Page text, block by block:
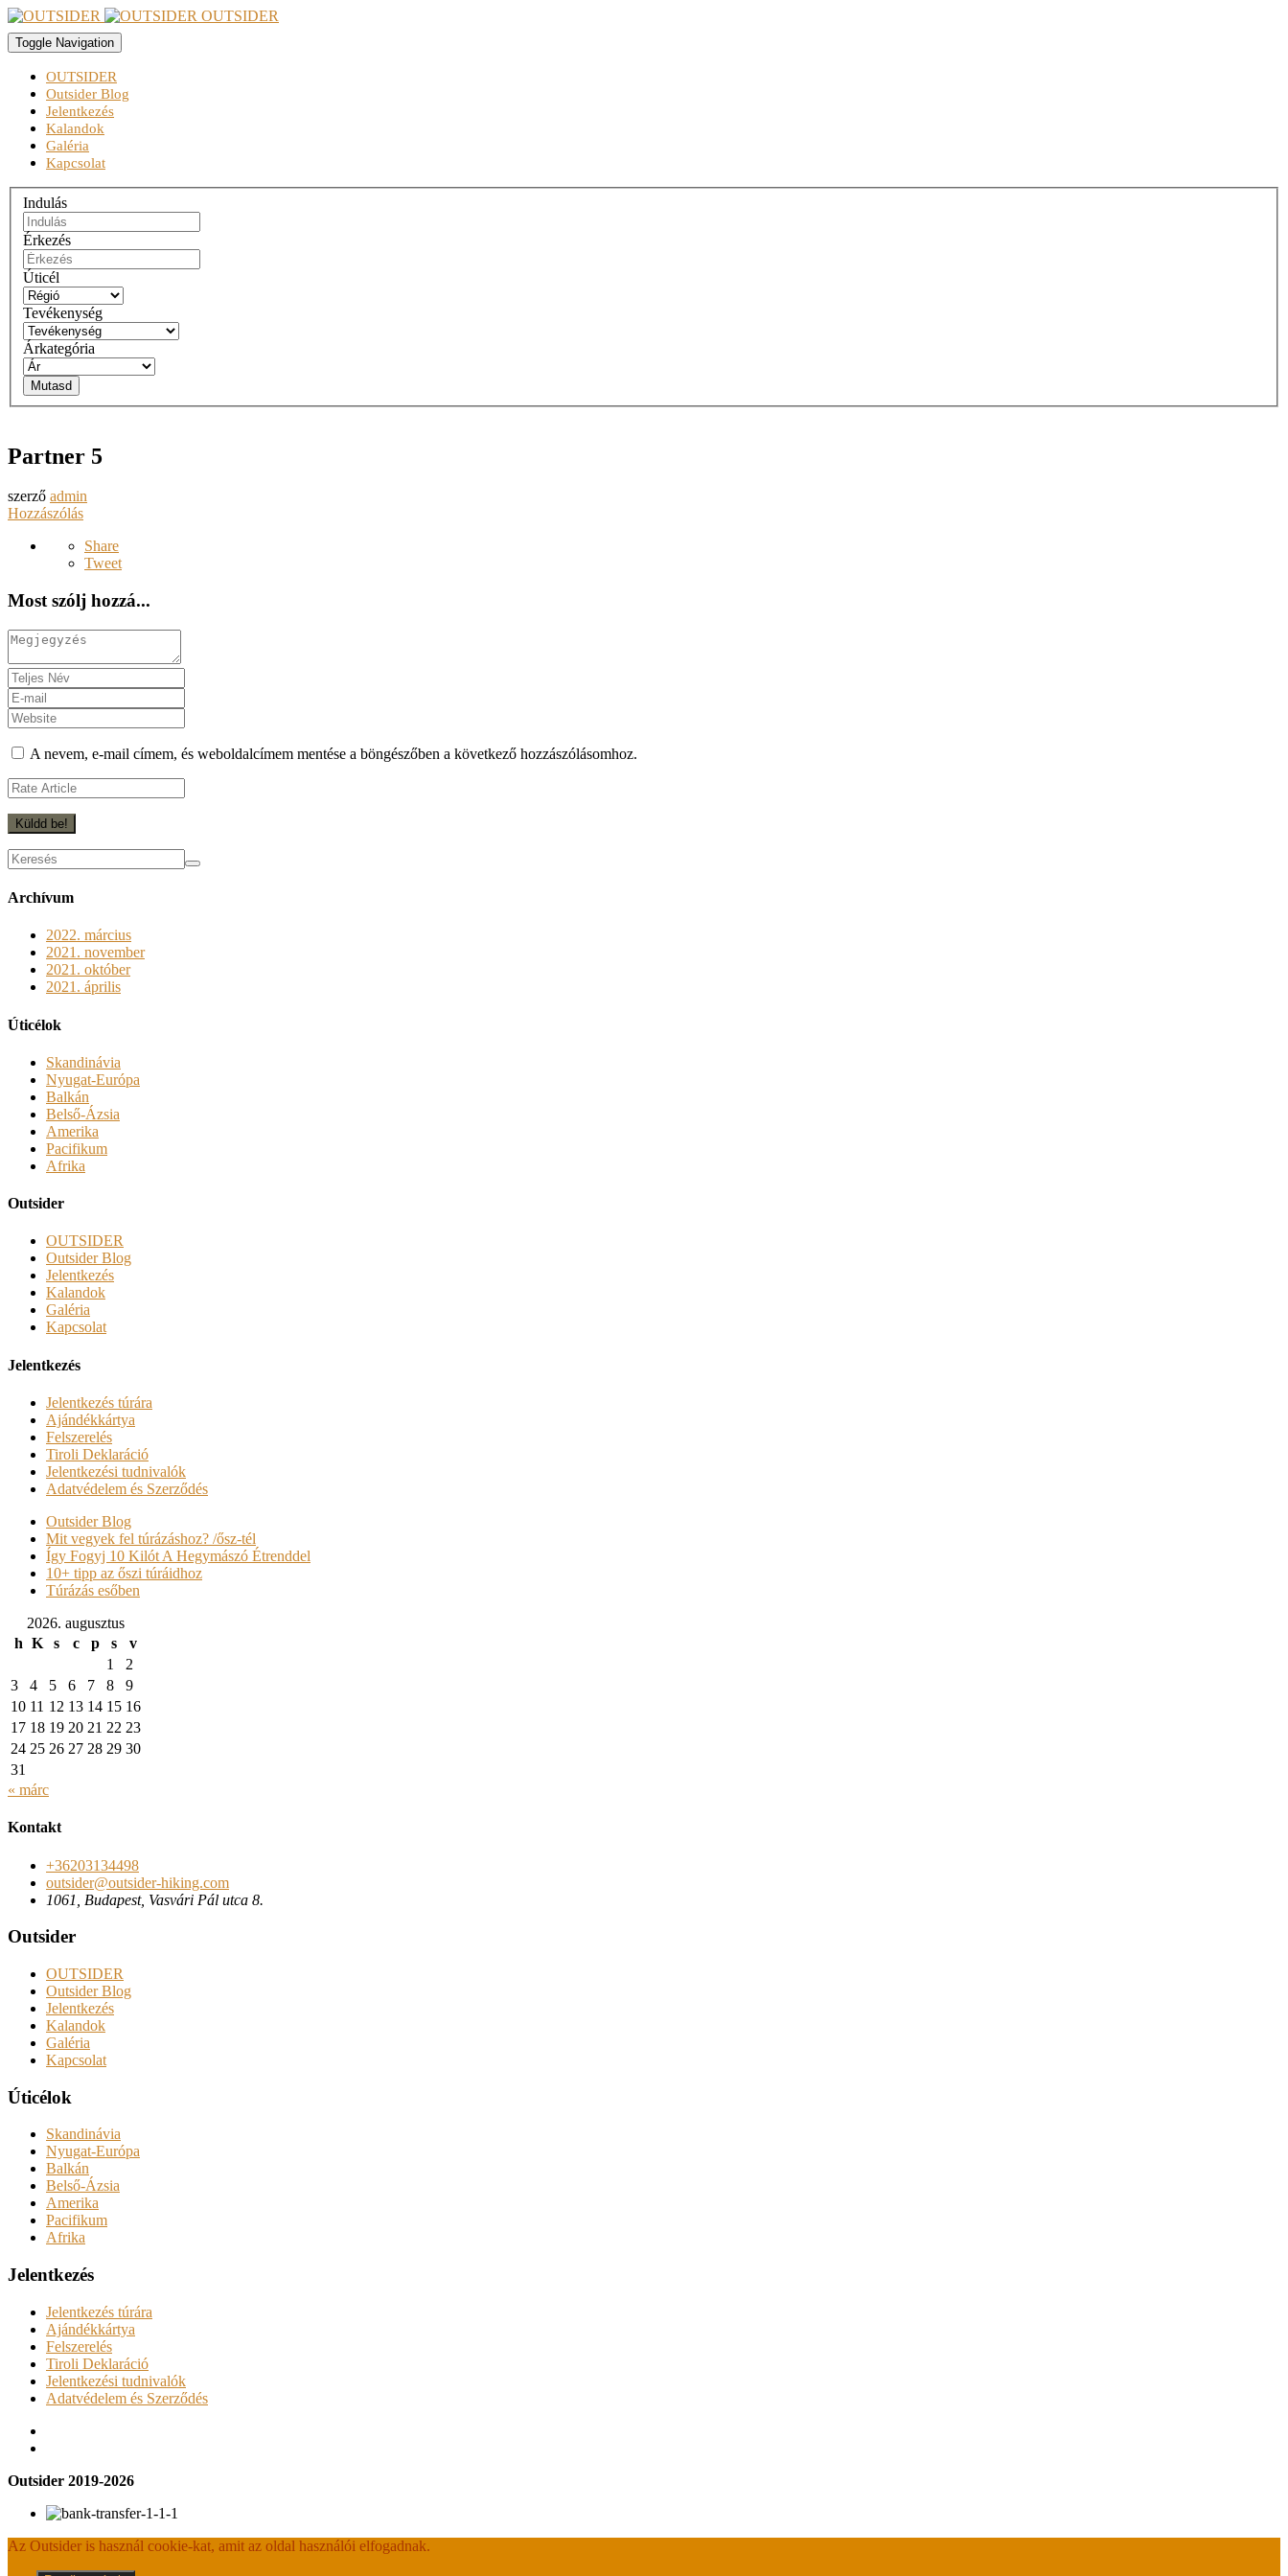
OUTSIDER
Toggle Navigation
OUTSIDER
Outsider Blog
Jelentkezés
Kalandok
Galéria
Kapcsolat
Indulás
Érkezés
Úticél
Tevékenység
Árkategória
Mutasd
Partner 5
szerző admin
Hozzászólás
Share
Tweet
Most szólj hozzá...
A nevem, e-mail címem, és weboldalcímem mentése a böngészőben a következő hozzászólásomhoz.
Archívum
2022. március
2021. november
2021. október
2021. április
Úticélok
Skandinávia
Nyugat-Európa
Balkán
Belső-Ázsia
Amerika
Pacifikum
Afrika
Outsider
OUTSIDER
Outsider Blog
Jelentkezés
Kalandok
Galéria
Kapcsolat
Jelentkezés
Jelentkezés túrára
Ajándékkártya
Felszerelés
Tiroli Deklaráció
Jelentkezési tudnivalók
Adatvédelem és Szerződés
Outsider Blog
Mit vegyek fel túrázáshoz? /ősz-tél
Így Fogyj 10 Kilót A Hegymászó Étrenddel
10+ tipp az őszi túráidhoz
Túrázás esőben
2026. augusztus
h K s c p s
v
1
2
3
4 5 6 7 8
9
10 11 12 13 14 15 16
17 18 19 20 21 22 23
24 25 26 27 28 29 30
31
« márc
Kontakt
+36203134498
outsider@outsider-hiking.com
1061, Budapest, Vasvári Pál utca 8.
Outsider
OUTSIDER
Outsider Blog
Jelentkezés
Kalandok
Galéria
Kapcsolat
Úticélok
Skandinávia
Nyugat-Európa
Balkán
Belső-Ázsia
Amerika
Pacifikum
Afrika
Jelentkezés
Jelentkezés túrára
Ajándékkártya
Felszerelés
Tiroli Deklaráció
Jelentkezési tudnivalók
Adatvédelem és Szerződés
Outsider 2019-2026
Az Outsider is használ cookie-kat, amit az oldal használói elfogadnak.